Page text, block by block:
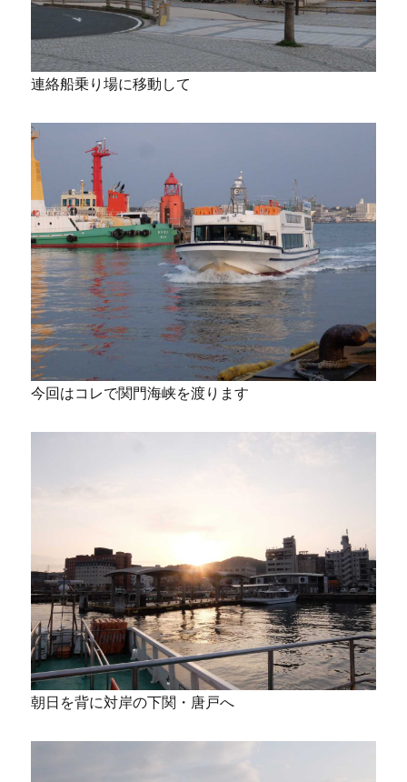
連絡船乗り場に移動して
今回はコレで関門海峡を渡ります
朝日を背に対岸の下関・唐戸へ